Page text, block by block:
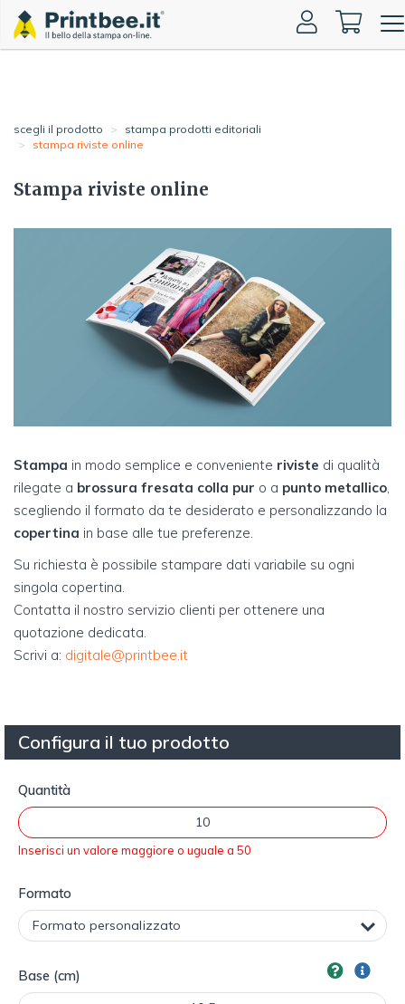
scegli il prodotto
stampa prodotti editoriali
stampa riviste online
Stampa riviste online
Stampa in modo semplice e conveniente riviste di qualità
rilegate a brossura fresata colla pur o a punto metallico
scegliendo il formato da te desiderato e personalizzando la
copertina in base alle tue preferenze.
Su richiesta è possibile stampare dati variabile su ogni
singola copertina.
Contatta il nostro servizio clienti per ottenere una
quotazione dedicata.
Scrivi a: digitale@printbee.it
Configura il tuo prodotto
Quantità
Inserisci un valore maggiore o uguale a 50
Formato
Base (cm)